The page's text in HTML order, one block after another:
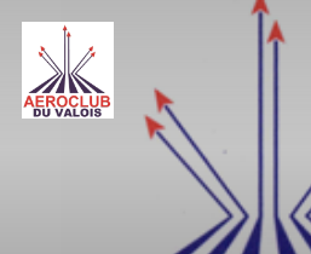
contenu